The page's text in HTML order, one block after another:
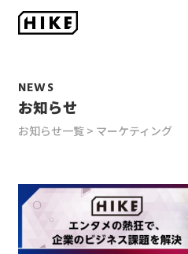
NEWS
お知らせ
お知らせ一覧 マーケティング